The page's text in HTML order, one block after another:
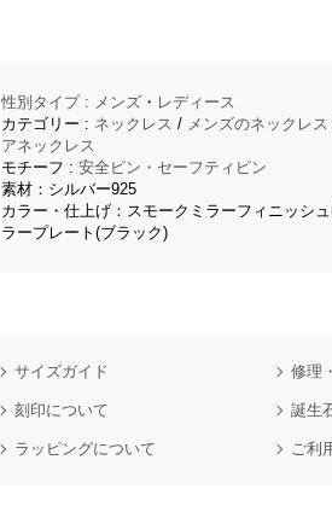
性別タイプ : メンズ ・ レディース
カテゴリー : ネックレス / メンズのネックレス
アネックレス
モチーフ : 安全ピン・セーフティピン
素材：シルバー925
カラー・仕上げ：スモークミラーフィニッシ
ラープレート(ブラック)
サイズガイド 修理
刻印について 誕生
ラッピングについて ご利